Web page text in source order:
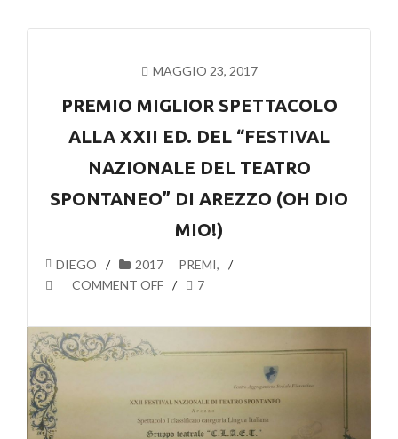
MAGGIO 23, 2017
PREMIO MIGLIOR SPETTACOLO
ALLA XXII ED. DEL “FESTIVAL
NAZIONALE DEL TEATRO
SPONTANEO” DI AREZZO (OH DIO
MIO!)
DIEGO 2017 ,
PREMI
COMMENT OFF
7